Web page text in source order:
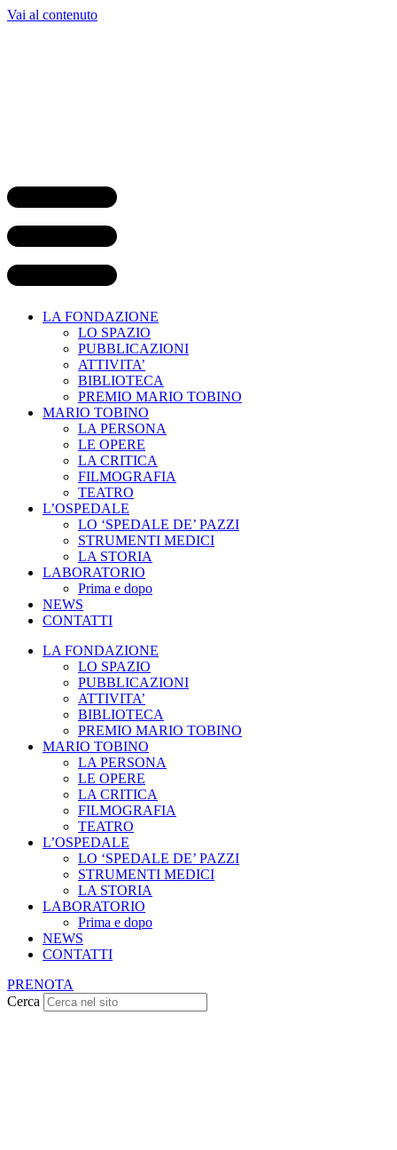
Vai al contenuto
LA FONDAZIONE
LO SPAZIO
PUBBLICAZIONI
ATTIVITA’
BIBLIOTECA
PREMIO MARIO TOBINO
MARIO TOBINO
LA PERSONA
LE OPERE
LA CRITICA
FILMOGRAFIA
TEATRO
L’OSPEDALE
LO ‘SPEDALE DE’ PAZZI
STRUMENTI MEDICI
LA STORIA
LABORATORIO
Prima e dopo
NEWS
CONTATTI
LA FONDAZIONE
LO SPAZIO
PUBBLICAZIONI
ATTIVITA’
BIBLIOTECA
PREMIO MARIO TOBINO
MARIO TOBINO
LA PERSONA
LE OPERE
LA CRITICA
FILMOGRAFIA
TEATRO
L’OSPEDALE
LO ‘SPEDALE DE’ PAZZI
STRUMENTI MEDICI
LA STORIA
LABORATORIO
Prima e dopo
NEWS
CONTATTI
PRENOTA
Cerca